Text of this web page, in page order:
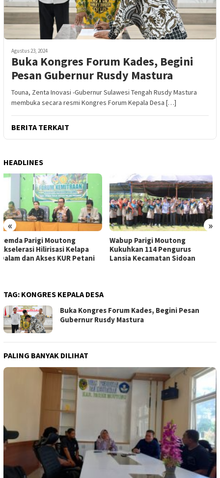
Agustus 23, 2024
Buka Kongres Forum Kades, Begini
Pesan Gubernur Rusdy Mastura
Touna, Zenta Inovasi -Gubernur Sulawesi Tengah Rusdy Mastura
membuka secara resmi Kongres Forum Kepala Desa […]
BERITA TERKAIT
HEADLINES
« »
Wabup Parigi Moutong
Kukuhkan 114 Pengurus
Lansia Kecamatan Sidoan
BPBD Parigi Moutong Salurkan
Logistik Kebakaran Sekaligus
Bantuan Penanganan Abrasi
TAG: KONGRES KEPALA DESA
Buka Kongres Forum Kades, Begini Pesan
Gubernur Rusdy Mastura
PALING BANYAK DILIHAT